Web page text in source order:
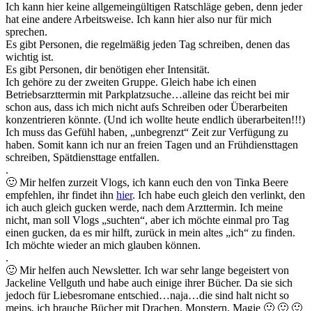
Ich kann hier keine allgemeingültigen Ratschläge geben, denn jeder
hat eine andere Arbeitsweise. Ich kann hier also nur für mich
sprechen.
Es gibt Personen, die regelmäßig jeden Tag schreiben, denen das
wichtig ist.
Es gibt Personen, dir benötigen eher Intensität.
Ich gehöre zu der zweiten Gruppe. Gleich habe ich einen
Betriebsarzttermin mit Parkplatzsuche…alleine das reicht bei mir
schon aus, dass ich mich nicht aufs Schreiben oder Überarbeiten
konzentrieren könnte. (Und ich wollte heute endlich überarbeiten!!!)
Ich muss das Gefühl haben, „unbegrenzt“ Zeit zur Verfügung zu
haben. Somit kann ich nur an freien Tagen und an Frühdiensttagen
schreiben, Spätdiensttage entfallen.
.
🙂 Mir helfen zurzeit Vlogs, ich kann euch den von Tinka Beere
empfehlen, ihr findet ihn hier. Ich habe euch gleich den verlinkt, den
ich auch gleich gucken werde, nach dem Arzttermin. Ich meine
nicht, man soll Vlogs „suchten“, aber ich möchte einmal pro Tag
einen gucken, da es mir hilft, zurück in mein altes „ich“ zu finden.
Ich möchte wieder an mich glauben können.
.
🙂 Mir helfen auch Newsletter. Ich war sehr lange begeistert von
Jackeline Vellguth und habe auch einige ihrer Bücher. Da sie sich
jedoch für Liebesromane entschied…naja…die sind halt nicht so
meins, ich brauche Bücher mit Drachen, Monstern, Magie 🙂 🙂 🙂